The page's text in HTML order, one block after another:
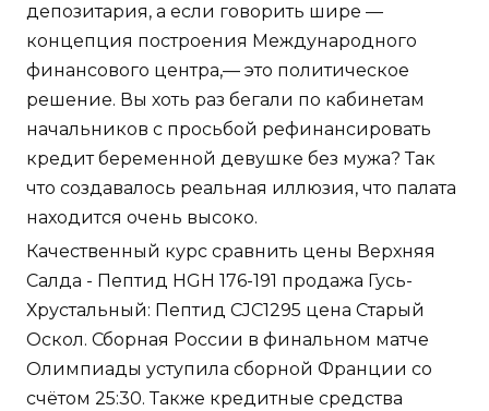
депозитария, а если говорить шире —
концепция построения Международного
финансового центра,— это политическое
решение. Вы хоть раз бегали по кабинетам
начальников с просьбой рефинансировать
кредит беременной девушке без мужа? Так
что создавалось реальная иллюзия, что палата
находится очень высоко.
Качественный курс сравнить цены Верхняя
Салда - Пептид HGH 176-191 продажа Гусь-
Хрустальный: Пептид CJC1295 цена Старый
Оскол. Сборная России в финальном матче
Олимпиады уступила сборной Франции со
счётом 25:30. Также кредитные средства